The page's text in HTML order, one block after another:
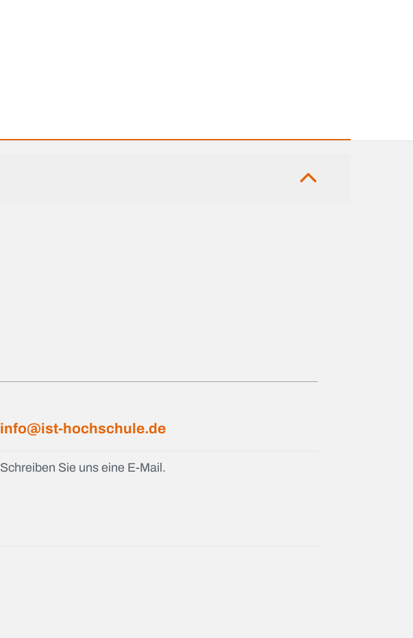
info@ist-hochschule.de
Schreiben Sie uns eine E-Mail.